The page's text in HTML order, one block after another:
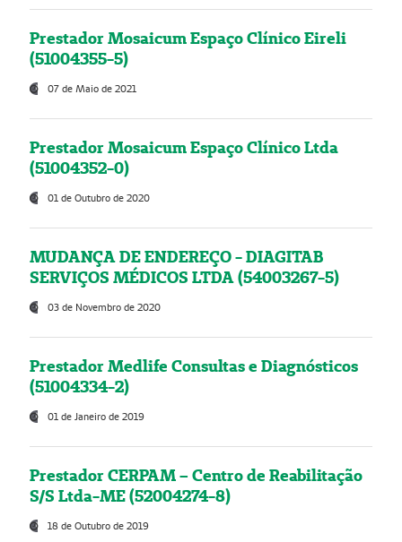
Prestador Mosaicum Espaço Clínico Eireli
(51004355-5)
07 de Maio de 2021
Prestador Mosaicum Espaço Clínico Ltda
(51004352-0)
01 de Outubro de 2020
MUDANÇA DE ENDEREÇO - DIAGITAB
SERVIÇOS MÉDICOS LTDA (54003267-5)
03 de Novembro de 2020
Prestador Medlife Consultas e Diagnósticos
(51004334-2)
01 de Janeiro de 2019
Prestador CERPAM – Centro de Reabilitação
S/S Ltda-ME (52004274-8)
18 de Outubro de 2019